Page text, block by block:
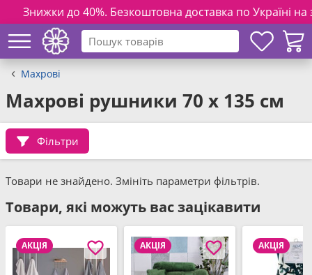
Знижки до 40%. Безкоштовна доставка по Україні на
Махрові
Махрові рушники 70 x 135 см
Фільтри
Товари не знайдено. Змініть параметри фільтрів.
Товари, які можуть вас зацікавити
АКЦІЯ АКЦІЯ АКЦІЯ